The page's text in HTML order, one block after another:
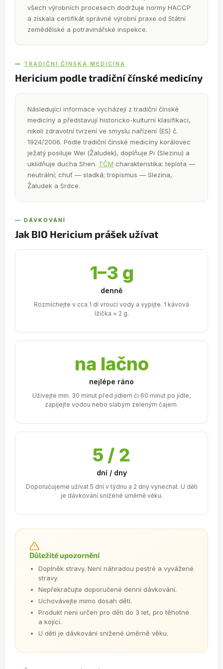
všech výrobních procesech dodržuje normy HACCP
a získala certifikát správné výrobní praxe od Státní
zemědělské a potravinářské inspekce.
— TRADIČNÍ ČÍNSKÁ MEDICÍNA
Hericium podle tradiční čínské medicíny
Následující informace vycházejí z tradiční čínské
medicíny a představují historicko-kulturní klasifikaci,
nikoli zdravotní tvrzení ve smyslu nařízení (ES) č.
1924/2006. Podle tradiční čínské medicíny korálovec
ježatý posiluje Wei (Žaludek), doplňuje Pi (Slezinu) a
uklidňuje ducha Shen. TČM charakteristika: teplota —
neutrální; chuť — sladká; tropismus — Slezina,
Žaludek a Srdce.
— DÁVKOVÁNÍ
Jak BIO Hericium prášek užívat
1–3 g
denně
Rozmíchejte v cca 1 dl vroucí vody a vypijte. 1 kávová
lžička ≈ 2 g.
na lačno
nejlépe ráno
Užívejte min. 30 minut před jídlem či 60 minut po jídle,
zapíjejte vodou nebo slabým zeleným čajem.
5 / 2
dní / dny
Doporučujeme užívat 5 dní v týdnu a 2 dny vynechat. U dětí
je dávkování snížené úměrně věku.
Důležité upozornění
Doplněk stravy. Není náhradou pestré a vyvážené
stravy.
Nepřekračujte doporučené denní dávkování.
Uchovávejte mimo dosah dětí.
Produkt není určen pro děti do 3 let, pro těhotné
a kojící.
U dětí je dávkování snížené úměrně věku.